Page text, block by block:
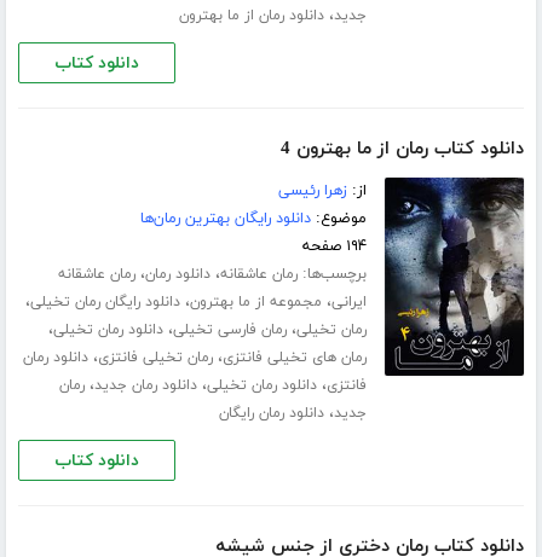
جدید،دانلود رمان از ما بهترون
دانلود کتاب
دانلود کتاب رمان از ما بهترون 4
از:زهرا رئیسی
موضوع:دانلود رایگان بهترین رمان‌ها
۱۹۴ صفحه
برچسب‌ها:رمان عاشقانه،دانلود رمان،رمان عاشقانه
ایرانی، مجموعه از ما بهترون،دانلود رایگان رمان تخیلی،
رمان تخیلی،رمان فارسی تخیلی،دانلود رمان تخیلی،
رمان های تخیلی فانتزی،رمان تخیلی فانتزی،دانلود رمان
فانتزی،دانلود رمان تخیلی،دانلود رمان جدید،رمان
جدید،دانلود رمان رایگان
دانلود کتاب
دانلود کتاب رمان دختری از جنس شیشه